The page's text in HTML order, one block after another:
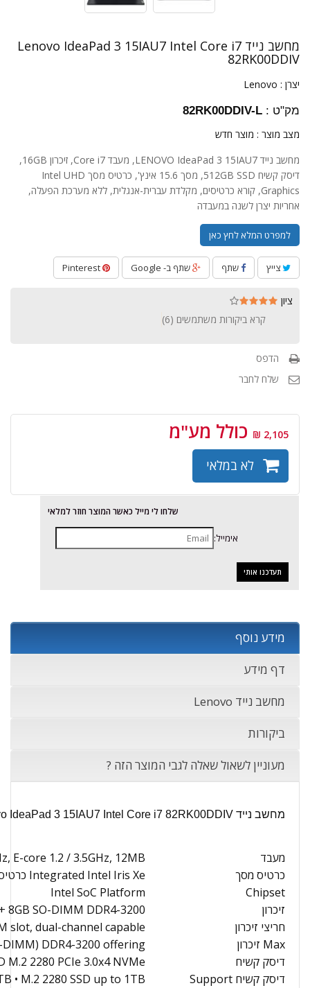
מחשב נייד Lenovo IdeaPad 3 15IAU7 Intel Core i7
82RK00DDIV
יצרן : Lenovo
מק"ט : 82RK00DDIV-L
מצב מוצר : מוצר חדש
מחשב נייד LENOVO IdeaPad 3 15IAU7, מעבד Core i7, זיכרון 16GB,
דיסק קשיח 512GB SSD, מסך 15.6 אינץ', כרטיס מסך Intel UHD
Graphics, קורא כרטיסים, מקלדת עברית-אנגלית, ללא מערכת הפעלה,
אחריות יצרן לשנה במעבדה
למפרט המלא לחץ כאן
צייץ שתף שתף ב- Google
ציון
קרא ביקורות משתמשים (6
)
הדפס
שלח לחבר
2,105 ₪ כולל מע"מ
לא במלאי
שלחו לי מייל כאשר המוצר חוזר למלאי
אימייל:
מידע נוסף
דף מידע
מחשב נייד Lenovo
ביקורות
מעוניין לשאול שאלה לגבי המוצר הזה ?
מחשב נייד Lenovo IdeaPad 3 15IAU7 Intel Core i7 82RK00DDIV - מפרט טכני
מעבד
E-core 1.2 / 3.5GHz, 12MB
כרטיס מסך
Integrated Intel Iris Xe כרטיס מסך
Chipset
Intel SoC Platform
זיכרון
8GB SO-DIMM DDR4-3200
חריצי זיכרון
slot, dual-channel capable
Max זיכרון
DIMM) DDR4-3200 offering
דיסק קשיח
M.2 2280 PCIe 3.0x4 NVMe
דיסק קשיח Support
• M.2 2280 SSD up to 1TB